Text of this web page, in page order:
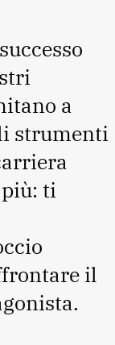
a
strumenti
ti
il